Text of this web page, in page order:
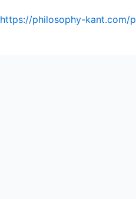
https://philosophy-kant.com/